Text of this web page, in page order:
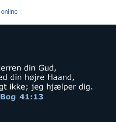
online